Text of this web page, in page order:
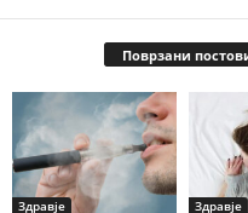
Поврзани
Здравје Здравје